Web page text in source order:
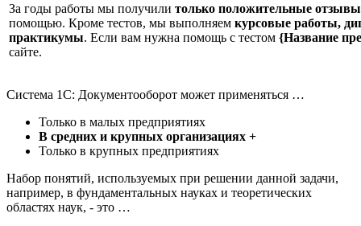
За годы работы мы получили только положительные отзывы
помощью. Кроме тестов, мы выполняем курсовые работы,
практикумы. Если вам нужна помощь с тестом {Название
сайте.
Система 1С: Документооборот может применяться …
Только в малых предприятиях
В средних и крупных организациях +
Только в крупных предприятиях
Набор понятий, используемых при решении данной задачи,
например, в фундаментальных науках и теоретических
областях наук, - это …